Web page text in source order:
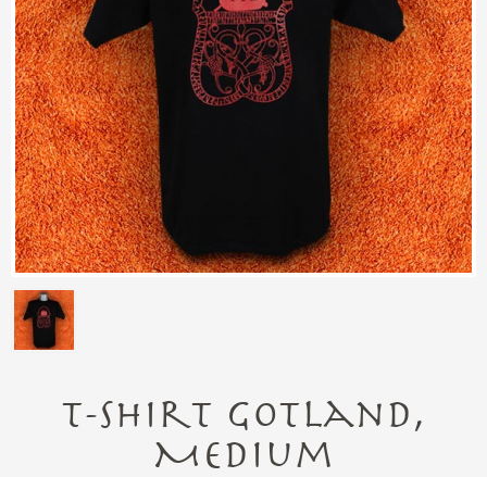
T-shirt Gotland,
Medium